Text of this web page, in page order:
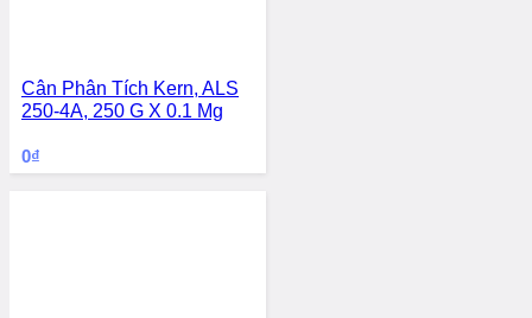
Cân Phân Tích Kern, ALS
250-4A, 250 G X 0.1 Mg
0₫